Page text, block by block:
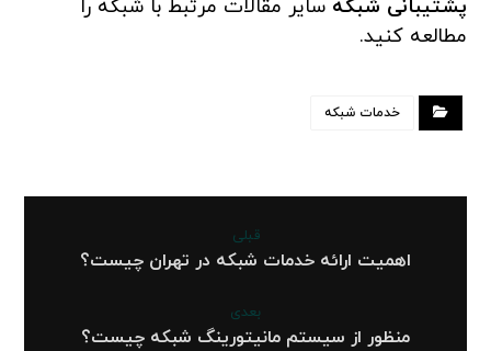
پشتیبانی شبکه سایر مقالات مرتبط با شبکه را
مطالعه کنید.
خدمات شبکه
قبلی
اهمیت ارائه خدمات شبکه در تهران چیست؟
بعدی
منظور از سیستم مانیتورینگ شبکه چیست؟